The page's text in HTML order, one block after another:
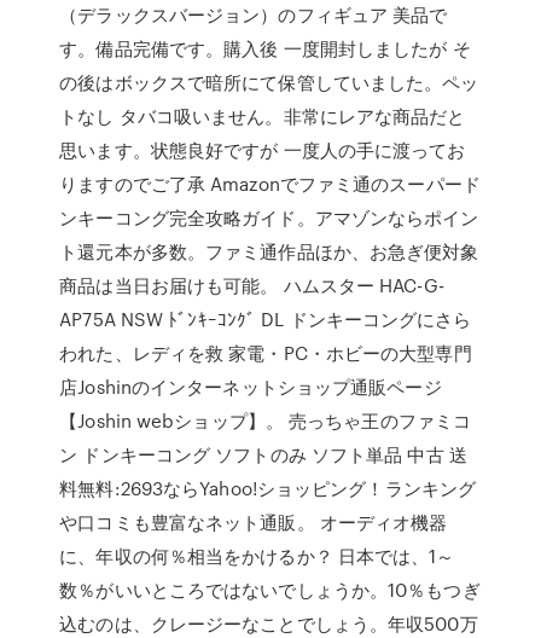
（デラックスバージョン）のフィギュア 美品で
す。備品完備です。購入後 一度開封しましたが そ
の後はボックスで暗所にて保管していました。ペッ
トなし タバコ吸いません。非常にレアな商品だと
思います。状態良好ですが 一度人の手に渡ってお
りますのでご了承 Amazonでファミ通のスーパード
ンキーコング完全攻略ガイド。アマゾンならポイン
ト還元本が多数。ファミ通作品ほか、お急ぎ便対象
商品は当日お届けも可能。 ハムスター HAC-G-
AP75A NSW ﾄﾞﾝｷｰｺﾝｸﾞ DL ドンキーコングにさら
われた、レディを救 家電・PC・ホビーの大型専門
店Joshinのインターネットショップ通販ページ
【Joshin webショップ】。 売っちゃ王のファミコ
ン ドンキーコング ソフトのみ ソフト単品 中古 送
料無料:2693ならYahoo!ショッピング！ランキング
や口コミも豊富なネット通販。 オーディオ機器
に、年収の何％相当をかけるか？ 日本では、1～
数％がいいところではないでしょうか。10％もつぎ
込むのは、クレージーなことでしょう。年収500万